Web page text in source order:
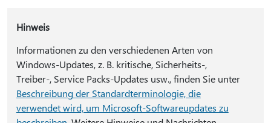
Hinweis
Informationen zu den verschiedenen Arten von
Windows-Updates, z. B. kritische, Sicherheits-,
Treiber-, Service Packs-Updates usw., finden Sie unter
Beschreibung der Standardterminologie, die
verwendet wird, um Microsoft-Softwareupdates zu